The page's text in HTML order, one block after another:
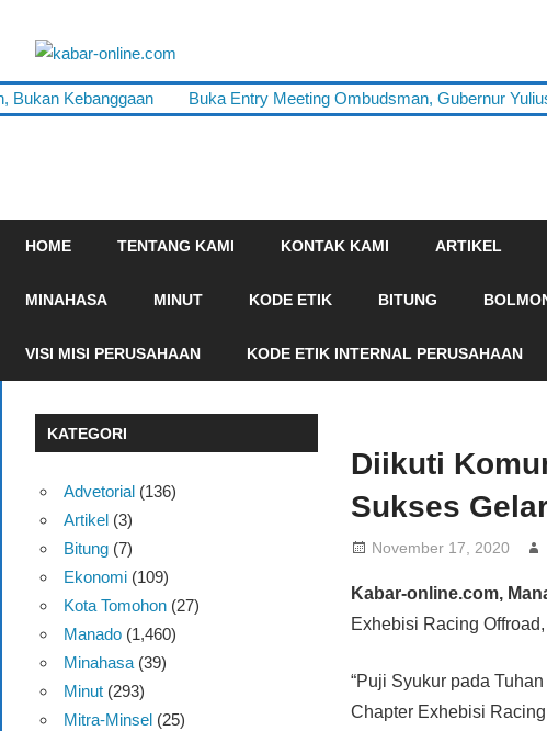
online.com
terpercaya
dalam
Bukan Kebanggaan Buka Entry Meeting Ombudsman, Gubernur
HOME TENTANG KAMI KONTAK KAMI ARTIKEL
MINAHASA MINUT KODE ETIK BITUNG
VISI MISI PERUSAHAAN KODE ETIK INTERNAL PERUSAHAAN
Diikuti
Sukses
November 17, 2020
Kabar-online.com,
Exhebisi Racing
“Puji Syukur pada
Chapter Exhebisi
KATEGORI
Advetorial(136)
Artikel(3)
Bitung(7)
Ekonomi(109)
Kota Tomohon(27)
Manado(1,460)
Minahasa(39)
Minut(293)
Mitra-Minsel(25)